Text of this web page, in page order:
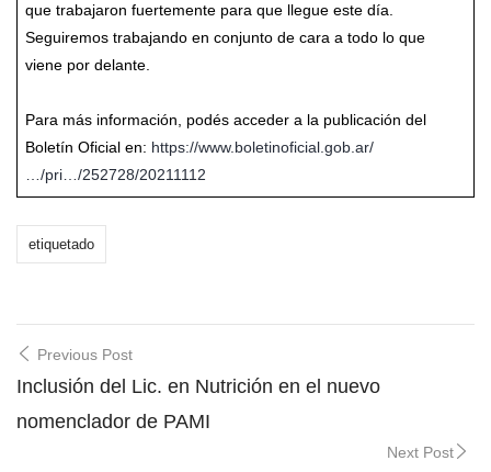
que trabajaron fuertemente para que llegue este día.
Seguiremos trabajando en conjunto de cara a todo lo que
viene por delante.
Para más información, podés acceder a la publicación del
Boletín Oficial en: https://www.boletinoficial.gob.ar/
…/pri…/252728/20211112
etiquetado
Post
navigation
Previous Post
Inclusión del Lic. en Nutrición en el nuevo
nomenclador de PAMI
Next Post